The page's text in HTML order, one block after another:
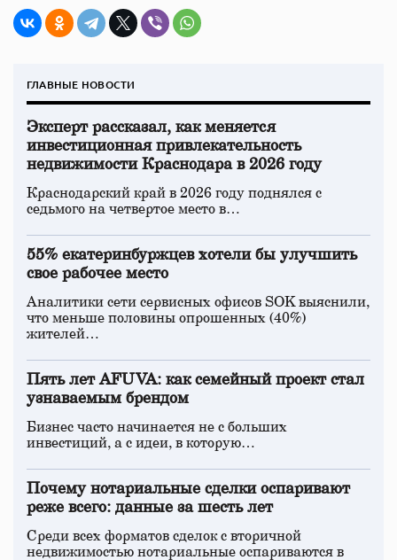
ГЛАВНЫЕ НОВОСТИ
Эксперт рассказал, как меняется
инвестиционная привлекательность
недвижимости Краснодара в 2026 году
Краснодарский край в 2026 году поднялся с
седьмого на четвертое место в…
55% екатеринбуржцев хотели бы улучшить
свое рабочее место
Аналитики сети сервисных офисов SOK выяснили,
что меньше половины опрошенных (40%)
жителей…
Пять лет AFUVA: как семейный проект стал
узнаваемым брендом
Бизнес часто начинается не с больших
инвестиций, а с идеи, в которую…
Почему нотариальные сделки оспаривают
реже всего: данные за шесть лет
Среди всех форматов сделок с вторичной
недвижимостью нотариальные оспариваются в